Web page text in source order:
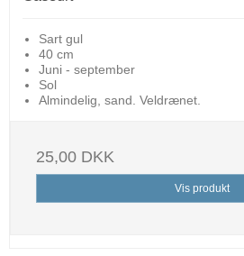
Sart gul
40 cm
Juni - september
Sol
Almindelig, sand. Veldrænet.
25,00 DKK
Vis produkt